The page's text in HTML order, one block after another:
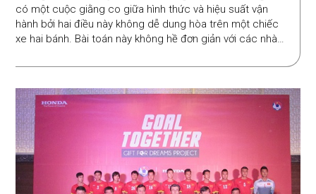
có một cuộc giằng co giữa hình thức và hiệu suất vận
hành bởi hai điều này không dễ dung hòa trên một chiếc
xe hai bánh. Bài toán này không hề đơn giản với các nhà
ra một phong cách ngoạn mục. Và đó là những gì một
Performance (Floriada) sở hữu.